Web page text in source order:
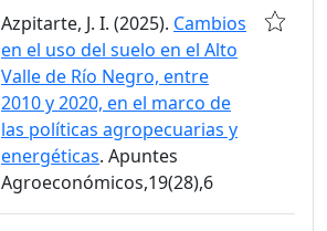
Azpitarte, J. I. (2025). Cambios
en el uso del suelo en el Alto
Valle de Río Negro, entre
2010 y 2020, en el marco de
las políticas agropecuarias y
energéticas. Apuntes
Agroeconómicos,19(28),6